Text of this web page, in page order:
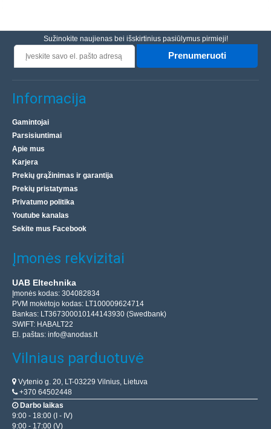
Sužinokite naujienas bei išskirtinius pasiūlymus pirmieji!
Prenumeruoti
Informacija
Gamintojai
Parsisiuntimai
Apie mus
Karjera
Prekių grąžinimas ir garantija
Prekių pristatymas
Privatumo politika
Youtube kanalas
Sekite mus Facebook
Įmonės rekvizitai
UAB Eltechnika
Įmonės kodas: 304082834
PVM mokėtojo kodas: LT100009624714
Bankas: LT367300010144143930 (Swedbank)
SWIFT: HABALT22
El. paštas: info@anodas.lt
Vilniaus parduotuvė
Vytenio g. 20, LT-03229 Vilnius, Lietuva
+370 64502448
Darbo laikas
9:00 - 18:00 (I - IV)
9:00 - 17:00 (V)